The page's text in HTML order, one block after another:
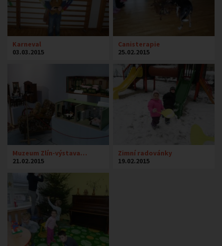
Karneval
03.03.2015
Canisterapie
25.02.2015
Muzeum Zlín-výstava…
21.02.2015
Zimní radovánky
19.02.2015